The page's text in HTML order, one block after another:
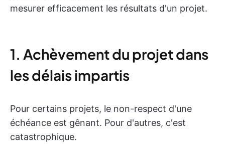
mesurer efficacement les résultats d'un projet.
1. Achèvement du projet dans
les délais impartis
Pour certains projets, le non-respect d'une
échéance est gênant. Pour d'autres, c'est
catastrophique.